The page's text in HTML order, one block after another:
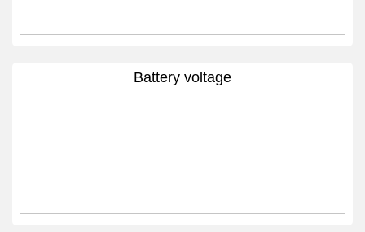
Battery voltage